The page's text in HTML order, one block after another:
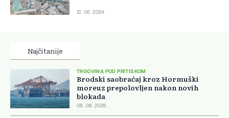
12. 06. 2024.
Najčitanije
TRGOVINA POD PRITISKOM
Brodski saobraćaj kroz Hormuški
moreuz prepolovljen nakon novih
blokada
08. 08. 2026.